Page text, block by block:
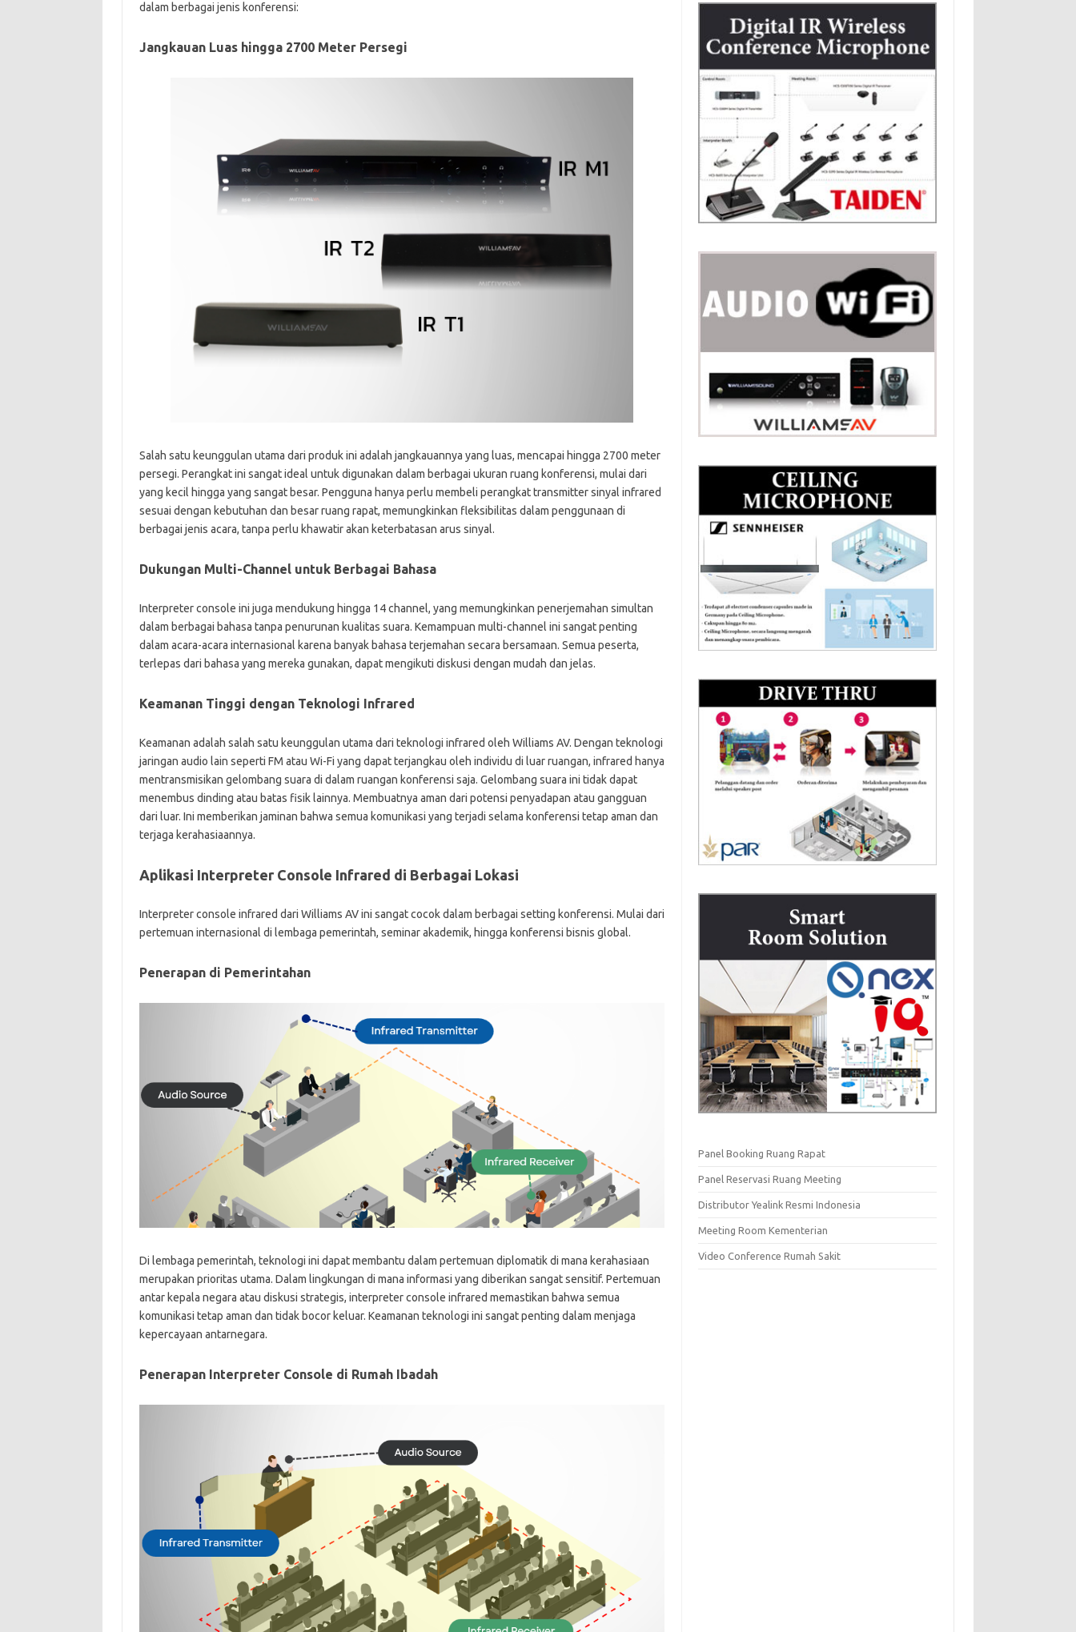
dalam berbagai jenis konferensi:
Jangkauan Luas hingga 2700 Meter Persegi
Salah satu keunggulan utama dari produk ini adalah jangkauannya yang luas, mencapai hingga 2700 meter
persegi. Perangkat ini sangat ideal untuk digunakan dalam berbagai ukuran ruang konferensi, mulai dari
yang kecil hingga yang sangat besar. Pengguna hanya perlu membeli perangkat transmitter sinyal infrared
sesuai dengan kebutuhan dan besar ruang rapat, memungkinkan fleksibilitas dalam penggunaan di
berbagai jenis acara, tanpa perlu khawatir akan keterbatasan arus sinyal.
Dukungan Multi-Channel untuk Berbagai Bahasa
Interpreter console ini juga mendukung hingga 14 channel, yang memungkinkan penerjemahan simultan
dalam berbagai bahasa tanpa penurunan kualitas suara. Kemampuan multi-channel ini sangat penting
dalam acara-acara internasional karena banyak bahasa terjemahan secara bersamaan. Semua peserta,
terlepas dari bahasa yang mereka gunakan, dapat mengikuti diskusi dengan mudah dan jelas.
Keamanan Tinggi dengan Teknologi Infrared
Keamanan adalah salah satu keunggulan utama dari teknologi infrared oleh Williams AV. Dengan teknologi
jaringan audio lain seperti FM atau Wi-Fi yang dapat terjangkau oleh individu di luar ruangan, infrared hanya
mentransmisikan gelombang suara di dalam ruangan konferensi saja. Gelombang suara ini tidak dapat
menembus dinding atau batas fisik lainnya. Membuatnya aman dari potensi penyadapan atau gangguan
dari luar. Ini memberikan jaminan bahwa semua komunikasi yang terjadi selama konferensi tetap aman dan
terjaga kerahasiaannya.
Aplikasi Interpreter Console Infrared di Berbagai Lokasi
Interpreter console infrared dari Williams AV ini sangat cocok dalam berbagai setting konferensi. Mulai dari
pertemuan internasional di lembaga pemerintah, seminar akademik, hingga konferensi bisnis global.
Penerapan di Pemerintahan
Di lembaga pemerintah, teknologi ini dapat membantu dalam pertemuan diplomatik di mana kerahasiaan
merupakan prioritas utama. Dalam lingkungan di mana informasi yang diberikan sangat sensitif. Pertemuan
antar kepala negara atau diskusi strategis, interpreter console infrared memastikan bahwa semua
komunikasi tetap aman dan tidak bocor keluar. Keamanan teknologi ini sangat penting dalam menjaga
kepercayaan antarnegara.
Penerapan Interpreter Console di Rumah Ibadah
Panel Booking Ruang Rapat
Panel Reservasi Ruang Meeting
Distributor Yealink Resmi Indonesia
Meeting Room Kementerian
Video Conference Rumah Sakit